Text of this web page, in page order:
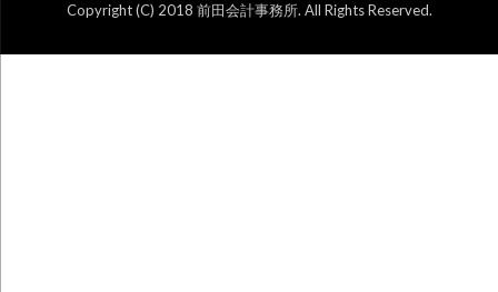
Copyright (C) 2018 前田会計事務所. All Rights Reserved.